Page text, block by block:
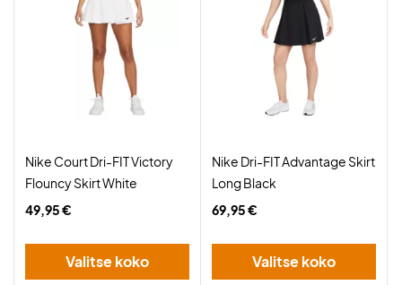
Nike Court Dri-FIT Victory
Flouncy Skirt White
49,95 €
Valitse koko
Nike Dri-FIT Advantage Skirt
Long Black
69,95 €
Valitse koko